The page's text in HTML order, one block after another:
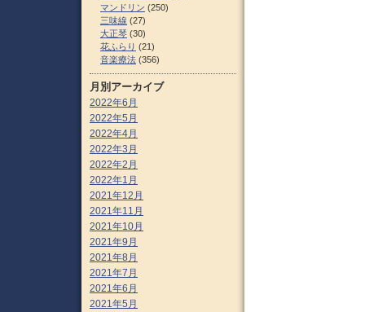
マンドリン (250)
三味線 (27)
大正琴 (30)
花ふらり (21)
音楽療法 (356)
月別アーカイブ
2022年6月
2022年5月
2022年4月
2022年3月
2022年2月
2022年1月
2021年12月
2021年11月
2021年10月
2021年9月
2021年8月
2021年7月
2021年6月
2021年5月